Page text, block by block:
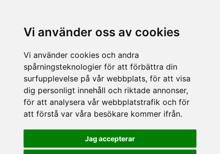
Vi använder oss av cookies
Vi använder cookies och andra
spårningsteknologier för att förbättra din
surfupplevelse på vår webbplats, för att visa
dig personligt innehåll och riktade annonser,
för att analysera vår webbplatstrafik och för
att förstå var våra besökare kommer ifrån.
Jag accepterar